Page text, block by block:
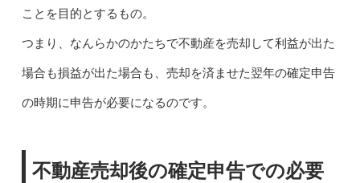
ことを目的とするもの。
つまり、なんらかのかたちで不動産を売却して利益が出た
場合も損益が出た場合も、売却を済ませた翌年の確定申告
の時期に申告が必要になるのです。
不動産売却後の確定申告での必要